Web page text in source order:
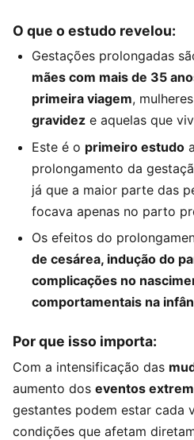
O que o estudo revelou:
Gestações prolongadas
mães com mais de 35
primeira viagem,
gravidez e aquelas que
Este é o primeiro estudo
prolongamento da
já que a maior parte das
focava apenas no parto
Os efeitos do
de cesárea, indução do
complicações no
comportamentais na
Por que isso importa:
Com a intensificação das
aumento dos eventos
gestantes podem estar cada
condições que afetam